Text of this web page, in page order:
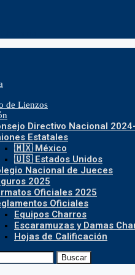
de Lienzos
Directivo Nacional
Estatales
🇲🇽 México
🇺🇸 Estados Unidos
Nacional de Jueces
2025
Oficiales 2025
Oficiales
Equipos Charros
Escaramuzas y Damas
Hojas de Calificación
Buscar